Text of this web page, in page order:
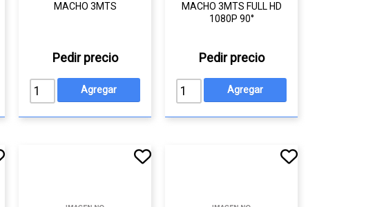
MACHO 3MTS
Pedir precio
MACHO 3MTS FULL HD
1080P 90°
Pedir precio